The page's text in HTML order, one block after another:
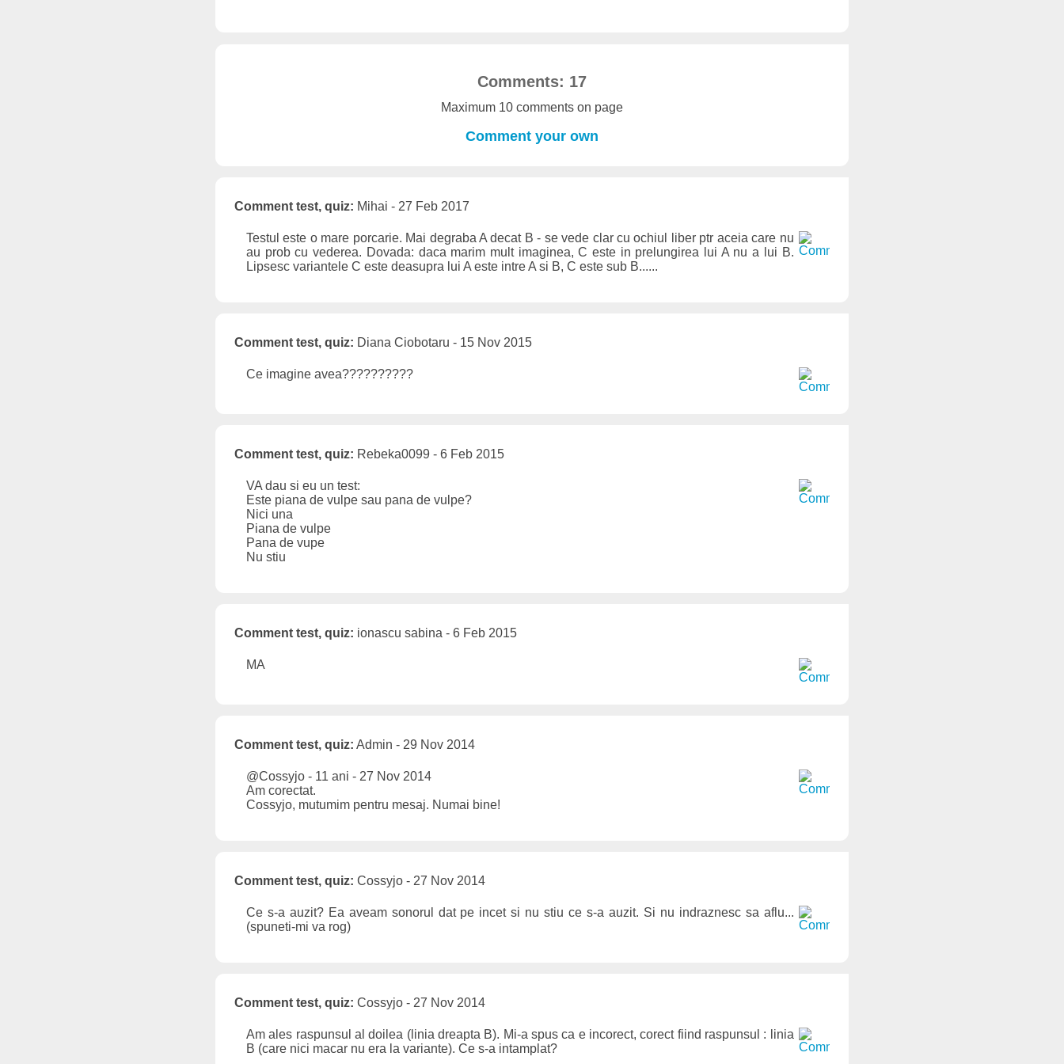
Comments: 17
Maximum 10 comments on page
Comment your own
Comment test, quiz: Mihai - 27 Feb 2017
Testul este o mare porcarie. Mai degraba A decat B - se vede clar cu ochiul liber ptr aceia care nu
au prob cu vederea. Dovada: daca marim mult imaginea, C este in prelungirea lui A nu a lui B.
Lipsesc variantele C este deasupra lui A este intre A si B, C este sub B......
Comment test, quiz: Diana Ciobotaru - 15 Nov 2015
Ce imagine avea??????????
Comment test, quiz: Rebeka0099 - 6 Feb 2015
VA dau si eu un test:
Este piana de vulpe sau pana de vulpe?
Nici una
Piana de vulpe
Pana de vupe
Nu stiu
Comment test, quiz: ionascu sabina - 6 Feb 2015
MA
Comment test, quiz: Admin - 29 Nov 2014
@Cossyjo - 11 ani - 27 Nov 2014
Am corectat.
Cossyjo, mutumim pentru mesaj. Numai bine!
Comment test, quiz: Cossyjo - 27 Nov 2014
Ce s-a auzit? Ea aveam sonorul dat pe incet si nu stiu ce s-a auzit. Si nu indraznesc sa aflu...
(spuneti-mi va rog)
Comment test, quiz: Cossyjo - 27 Nov 2014
Am ales raspunsul al doilea (linia dreapta B). Mi-a spus ca e incorect, corect fiind raspunsul : linia
B (care nici macar nu era la variante). Ce s-a intamplat?